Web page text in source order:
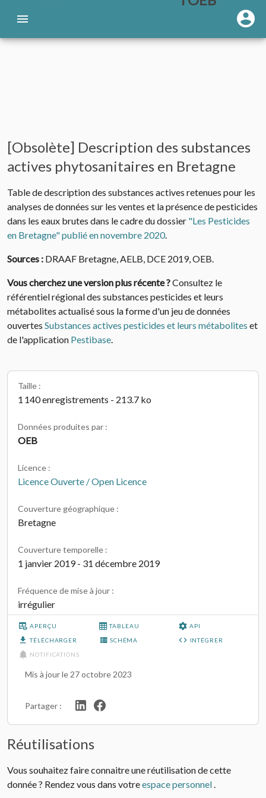
[Obsolète] Description des substances
actives phytosanitaires en Bretagne
Table de description des substances actives retenues pour les
analyses de données sur les ventes et la présence de pesticides
dans les eaux brutes dans le cadre du dossier "Les Pesticides
en Bretagne" publié en novembre 2020.
Sources : DRAAF Bretagne, AELB, DCE 2019, OEB.
Vous cherchez une version plus récente ?Consultez le
référentiel régional des substances pesticides et leurs
métabolites actualisé sous la forme d'un jeu de données
ouvertes Substances actives pesticides et leurs métabolites et
de l'application Pestibase.
Taille :
1 140 enregistrements - 213.7 ko
Données produites par :
OEB
Licence :
Licence Ouverte / Open Licence
Couverture géographique :
Bretagne
Couverture temporelle :
1 janvier 2019 - 31 décembre 2019
Fréquence de mise à jour :
irrégulier
APERÇU TABLEAU
API
TÉLÉCHARGER
SCHÉMA
INTÉGRER
NOTIFICATIONS
Mis à jour le 27 octobre 2023
Partager :
Réutilisations
Vous souhaitez faire connaitre une réutilisation de cette
donnée ? Rendez vous dans votreespace personnel.